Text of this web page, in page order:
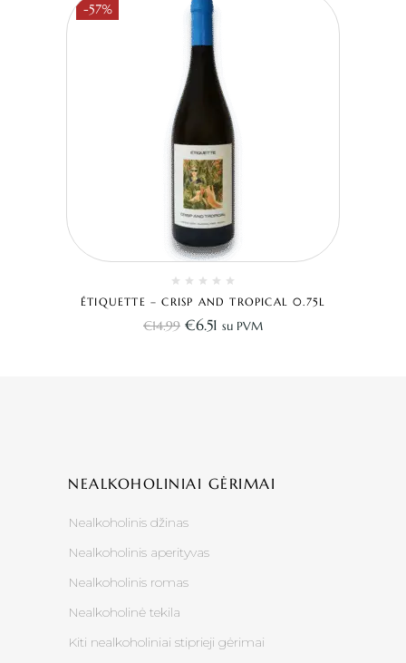
-57%
ÉTIQUETTE – CRISP AND TROPICAL 0.75L
€14.99 €6.51 su PVM
NEALKOHOLINIAI GĖRIMAI
Nealkoholinis džinas
Nealkoholinis aperityvas
Nealkoholinis romas
Nealkoholinė tekila
Kiti nealkoholiniai stiprieji gėrimai